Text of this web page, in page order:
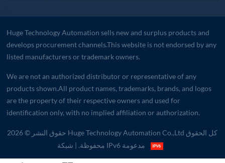
Huge Technology Automation sells new and surplus products and
develops procurement channels.This website is not endorsed by any
listed manufacturers or trademark owners.
We are not an authorized distributor or representative of any
products shown.All product names, trademarks, brands, and logos
are the property of their respective owners and used for
identification only, with no implied affiliation or authorization.
حقوق النشر © 2026 Huge Technology Automation Co.,Ltd كل الحقوق
محفوظة.